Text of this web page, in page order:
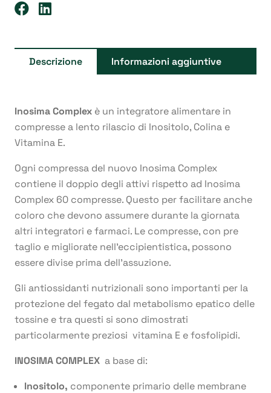
Descrizione Informazioni aggiuntive
Inosima Complex è un integratore alimentare in
compresse a lento rilascio di Inositolo, Colina e
Vitamina E.
Ogni compressa del nuovo Inosima Complex
contiene il doppio degli attivi rispetto ad Inosima
Complex 60 compresse. Questo per facilitare anche
coloro che devono assumere durante la giornata
altri integratori e farmaci. Le compresse, con pre
taglio e migliorate nell’eccipientistica, possono
essere divise prima dell’assuzione.
Gli antiossidanti nutrizionali sono importanti per la
protezione del fegato dal metabolismo epatico delle
tossine e tra questi si sono dimostrati
particolarmente preziosi vitamina E e fosfolipidi.
INOSIMA COMPLEX a base di:
Inositolo, componente primario delle membrane